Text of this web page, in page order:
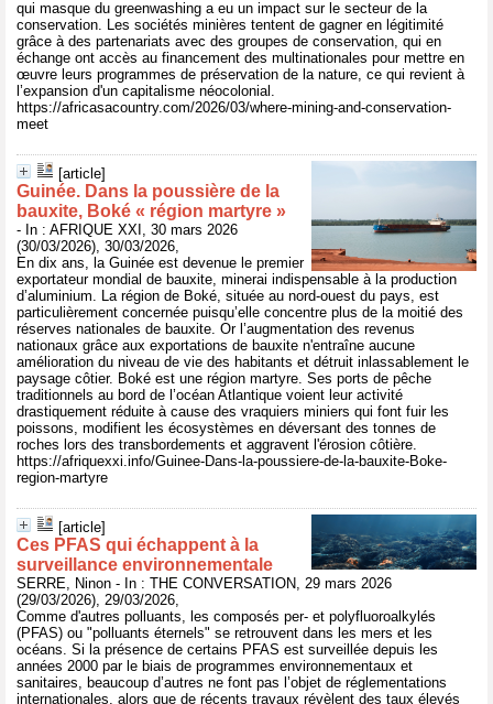
qui masque du greenwashing a eu un impact sur le secteur de la
conservation. Les sociétés minières tentent de gagner en légitimité
grâce à des partenariats avec des groupes de conservation, qui en
échange ont accès au financement des multinationales pour mettre en
œuvre leurs programmes de préservation de la nature, ce qui revient à
l’expansion d'un capitalisme néocolonial.
https://africasacountry.com/2026/03/where-mining-and-conservation-
meet
[article]
Guinée. Dans la poussière de la
bauxite, Boké « région martyre »
- In : AFRIQUE XXI, 30 mars 2026
(30/03/2026), 30/03/2026,
En dix ans, la Guinée est devenue le premier
exportateur mondial de bauxite, minerai indispensable à la production
d’aluminium. La région de Boké, située au nord-ouest du pays, est
particulièrement concernée puisqu’elle concentre plus de la moitié des
réserves nationales de bauxite. Or l’augmentation des revenus
nationaux grâce aux exportations de bauxite n'entraîne aucune
amélioration du niveau de vie des habitants et détruit inlassablement le
paysage côtier. Boké est une région martyre. Ses ports de pêche
traditionnels au bord de l’océan Atlantique voient leur activité
drastiquement réduite à cause des vraquiers miniers qui font fuir les
poissons, modifient les écosystèmes en déversant des tonnes de
roches lors des transbordements et aggravent l'érosion côtière.
https://afriquexxi.info/Guinee-Dans-la-poussiere-de-la-bauxite-Boke-
region-martyre
[article]
Ces PFAS qui échappent à la
surveillance environnementale
SERRE, Ninon - In : THE CONVERSATION, 29 mars 2026
(29/03/2026), 29/03/2026,
Comme d'autres polluants, les composés per- et polyfluoroalkylés
(PFAS) ou "polluants éternels" se retrouvent dans les mers et les
océans. Si la présence de certains PFAS est surveillée depuis les
années 2000 par le biais de programmes environnementaux et
sanitaires, beaucoup d’autres ne font pas l’objet de réglementations
internationales, alors que de récents travaux révèlent des taux élevés